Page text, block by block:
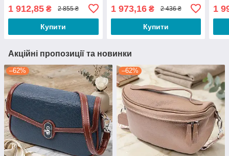
1 912,85 ₴ 2 855 ₴
Купити
1 973,16₴ 2 436 ₴
Купити
1
Акційні пропозиції та новинки
–62% –62%